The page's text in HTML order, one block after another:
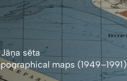
sēta
maps (1949–1991)